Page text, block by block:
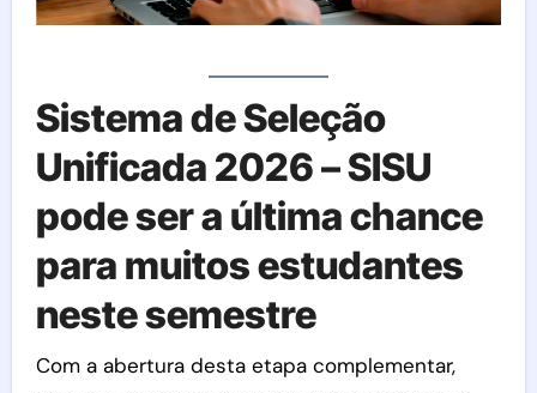
Sistema de Seleção
Unificada 2026 – SISU
pode ser a última chance
para muitos estudantes
neste semestre
Com a abertura desta etapa complementar,